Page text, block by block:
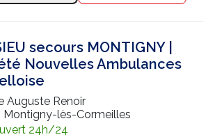
secours MONTIGNY |
Nouvelles Ambulances
Auguste Renoir
Montigny-lès-Cormeilles
24h/24